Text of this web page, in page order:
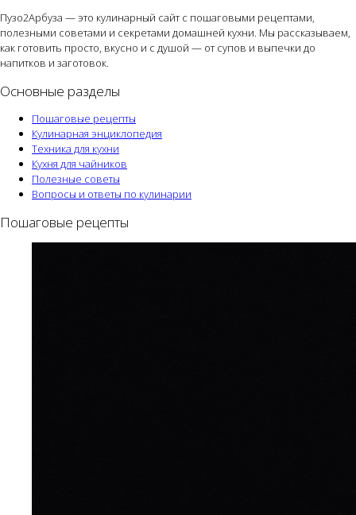
Пузо2Арбуза — это кулинарный сайт с пошаговыми рецептами,
полезными советами и секретами домашней кухни. Мы рассказываем,
как готовить просто, вкусно и с душой — от супов и выпечки до
напитков и заготовок.
Основные разделы
Пошаговые рецепты
Кулинарная энциклопедия
Техника для кухни
Кухня для чайников
Полезные советы
Вопросы и ответы по кулинарии
Пошаговые рецепты